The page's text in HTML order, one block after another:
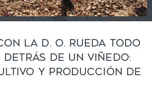
la D. O. Rueda todo
detrás de un viñedo:
y producción de